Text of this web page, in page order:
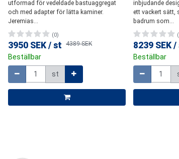
samt...
3731 SEK
Beställbar
På väg till lagret 6 st (Datum inte
bekräftat)
Senare kommer att finnas i
lager 6 st
Mängd
st
9518 SEK
Beställbar
Mängd
utformad för vedeldade bastuaggregat
och med adapter för lätta kaminer.
Jeremias...
(0)
3950 SEK / st 4389 SEK
Beställbar
Mängd
st
inbjudande
ett vackert sätt,
badrum som...
8239 SEK /
Beställbar
Mängd